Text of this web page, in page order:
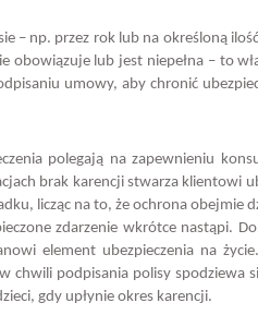
– np. przez rok lub na określoną
lub jest niepełna – to
umowy, aby chronić
polegają na zapewnieniu
brak karencji stwarza klientowi
licząc na to, że ochrona obejmie
zdarzenie wkrótce nastąpi.
element ubezpieczenia na
chwili podpisania polisy spodziewa
gdy upłynie okres karencji.